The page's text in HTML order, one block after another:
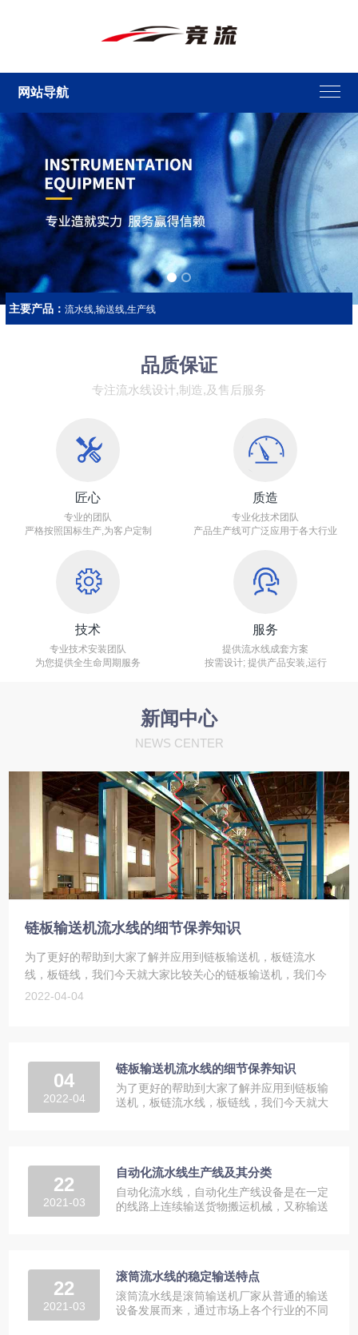
网站导航
主要产品：流水线,输送线,生产线
品质保证
专注流水线设计,制造,及售后服务
匠心
专业的团队
严格按照国标生产,为客户定制
质造
专业化技术团队
产品生产线可广泛应用于各大行业
技术
专业技术安装团队
为您提供全生命周期服务
服务
提供流水线成套方案
按需设计; 提供产品安装,运行
新闻中心
NEWS CENTER
链板输送机流水线的细节保养知识
为了更好的帮助到大家了解并应用到链板输送机，板链流水
线，板链线，我们今天就大家比较关心的链板输送机，我们今
天就大家比较关心的链板输送机，板链流水线，板链线细节保
2022-04-04
04
2022-04
链板输送机流水线的细节保养知识
为了更好的帮助到大家了解并应用到链板输
送机，板链流水线，板链线，我们今天就大
22
2021-03
自动化流水线生产线及其分类
自动化流水线，自动化生产线设备是在一定
的线路上连续输送货物搬运机械，又称输送
22
2021-03
滚筒流水线的稳定输送特点
滚筒流水线是滚筒输送机厂家从普通的输送
设备发展而来，通过市场上各个行业的不同